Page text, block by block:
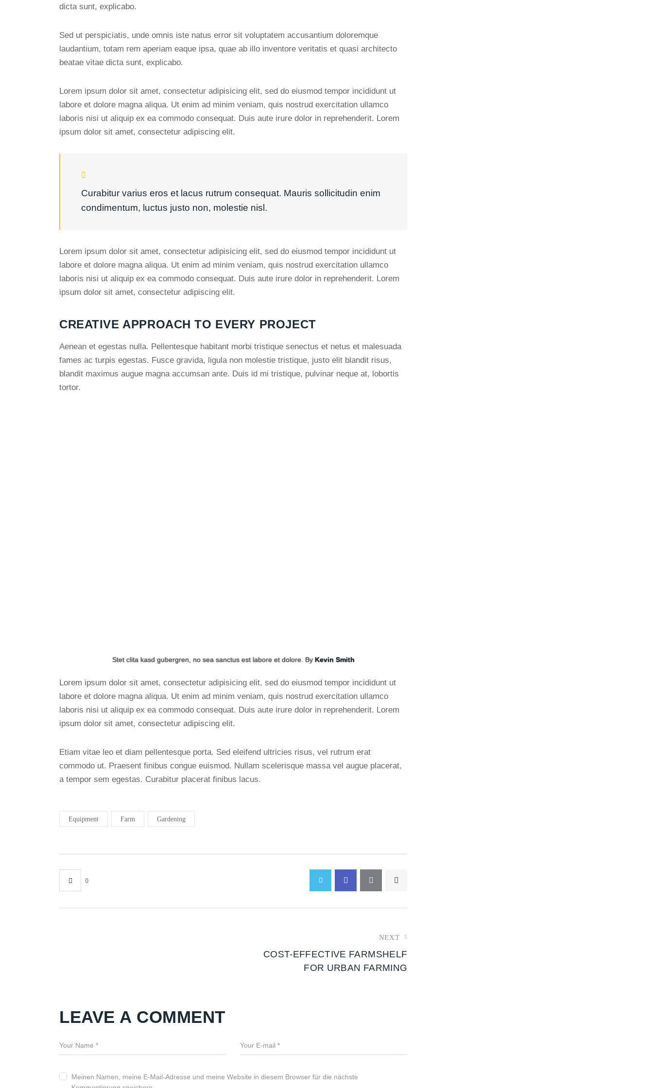
dicta sunt, explicabo.
Sed ut perspiciatis, unde omnis iste natus error sit voluptatem accusantium doloremque
laudantium, totam rem aperiam eaque ipsa, quae ab illo inventore veritatis et quasi architecto
beatae vitae dicta sunt, explicabo.
Lorem ipsum dolor sit amet, consectetur adipisicing elit, sed do eiusmod tempor incididunt ut
labore et dolore magna aliqua. Ut enim ad minim veniam, quis nostrud exercitation ullamco
laboris nisi ut aliquip ex ea commodo consequat. Duis aute irure dolor in reprehenderit. Lorem
ipsum dolor sit amet, consectetur adipiscing elit.
Curabitur varius eros et lacus rutrum consequat. Mauris sollicitudin enim
condimentum, luctus justo non, molestie nisl.
Lorem ipsum dolor sit amet, consectetur adipisicing elit, sed do eiusmod tempor incididunt ut
labore et dolore magna aliqua. Ut enim ad minim veniam, quis nostrud exercitation ullamco
laboris nisi ut aliquip ex ea commodo consequat. Duis aute irure dolor in reprehenderit. Lorem
ipsum dolor sit amet, consectetur adipiscing elit.
CREATIVE APPROACH TO EVERY PROJECT
Aenean et egestas nulla. Pellentesque habitant morbi tristique senectus et netus et malesuada
fames ac turpis egestas. Fusce gravida, ligula non molestie tristique, justo elit blandit risus,
blandit maximus augue magna accumsan ante. Duis id mi tristique, pulvinar neque at, lobortis
tortor.
Stet clita kasd gubergren, no sea sanctus est labore et dolore. ByKevin Smith
Lorem ipsum dolor sit amet, consectetur adipisicing elit, sed do eiusmod tempor incididunt ut
labore et dolore magna aliqua. Ut enim ad minim veniam, quis nostrud exercitation ullamco
laboris nisi ut aliquip ex ea commodo consequat. Duis aute irure dolor in reprehenderit. Lorem
ipsum dolor sit amet, consectetur adipiscing elit.
Etiam vitae leo et diam pellentesque porta. Sed eleifend ultricies risus, vel rutrum erat
commodo ut. Praesent finibus congue euismod. Nullam scelerisque massa vel augue placerat,
a tempor sem egestas. Curabitur placerat finibus lacus.
Equipment Farm Gardening
0
NEXT
COST-EFFECTIVE FARMSHELF
FOR URBAN FARMING
LEAVE A COMMENT
Meinen Namen, meine E-Mail-Adresse und meine Website in diesem Browser für die nächste